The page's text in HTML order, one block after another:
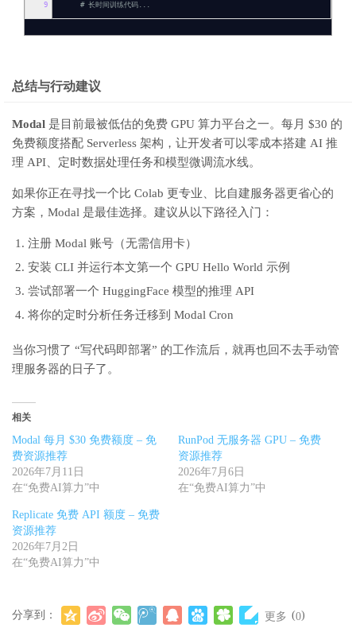
9
# 长时间训练代码...
总结与行动建议
Modal 是目前最被低估的免费 GPU 算力平台之一。每月 $30 的
免费额度搭配 Serverless 架构，让开发者可以零成本搭建 AI 推
理 API、定时数据处理任务和模型微调流水线。
如果你正在寻找一个比 Colab 更专业、比自建服务器更省心的
方案，Modal 是最佳选择。建议从以下路径入门：
注册 Modal 账号（无需信用卡）
安装 CLI 并运行本文第一个 GPU Hello World 示例
尝试部署一个 HuggingFace 模型的推理 API
将你的定时分析任务迁移到 Modal Cron
当你习惯了 “写代码即部署” 的工作流后，就再也回不去手动管
理服务器的日子了。
相关
Modal 每月 $30 免费额度 – 免
费资源推荐
2026年7月11日
在“免费AI算力”中
RunPod 无服务器 GPU – 免费
资源推荐
2026年7月6日
在“免费AI算力”中
Replicate 免费 API 额度 – 免费
资源推荐
2026年7月2日
在“免费AI算力”中
分享到： 更多 (0)